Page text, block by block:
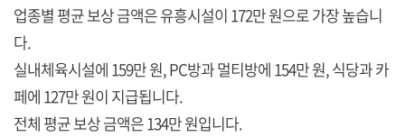
업종별 평균 보상 금액은 유흥시설이 172만 원으로 가장 높습니
다.
실내체육시설에 159만 원, PC방과 멀티방에 154만 원, 식당과 카
페에 127만 원이 지급됩니다.
전체 평균 보상 금액은 134만 원입니다.